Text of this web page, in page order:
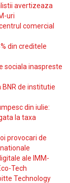
avertizeaza
uri
comercial
din creditele
sociala inaspreste
de institutie
din iulie:
la taxa
provocari de
ale IMM-
Tech
Technology